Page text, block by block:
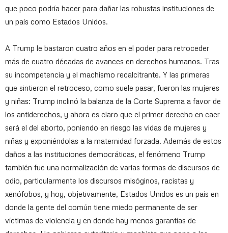
que poco podría hacer para dañar las robustas instituciones de
un país como Estados Unidos.
A Trump le bastaron cuatro años en el poder para retroceder
más de cuatro décadas de avances en derechos humanos. Tras
su incompetencia y el machismo recalcitrante. Y las primeras
que sintieron el retroceso, como suele pasar, fueron las mujeres
y niñas: Trump inclinó la balanza de la Corte Suprema a favor de
los antiderechos, y ahora es claro que el primer derecho en caer
será el del aborto, poniendo en riesgo las vidas de mujeres y
niñas y exponiéndolas a la maternidad forzada. Además de estos
daños a las instituciones democráticas, el fenómeno Trump
también fue una normalización de varias formas de discursos de
odio, particularmente los discursos misóginos, racistas y
xenófobos, y hoy, objetivamente, Estados Unidos es un país en
donde la gente del común tiene miedo permanente de ser
víctimas de violencia y en donde hay menos garantías de